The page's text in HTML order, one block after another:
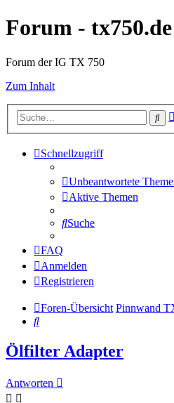
Forum - tx750.de
Forum der IG TX 750
Zum Inhalt
Schnellzugriff
Unbeantwortete
Aktive Themen
Suche
FAQ
Anmelden
Registrieren
Foren-Übersicht Pinnwand
Suche
Ölfilter Adapter
Antworten